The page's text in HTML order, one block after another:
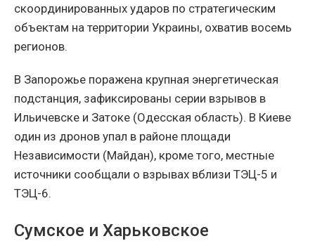
скоординированных ударов по стратегическим
объектам на территории Украины, охватив восемь
регионов.
В Запорожье поражена крупная энергетическая
подстанция, зафиксированы серии взрывов в
Ильичевске и Затоке (Одесская область). В Киеве
один из дронов упал в районе площади
Независимости (Майдан), кроме того, местные
источники сообщали о взрывах вблизи ТЭЦ-5 и
ТЭЦ-6.
Сумское и Харьковское